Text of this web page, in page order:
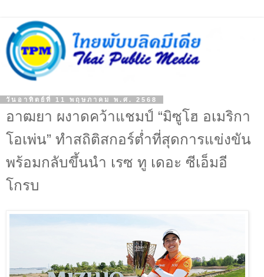
วันอาทิตย์ที่ 11 พฤษภาคม พ.ศ. 2568
อาฒยา ผงาดคว้าแชมป์ “มิซูโฮ อเมริกา
โอเพ่น” ทำสถิติสกอร์ต่ำที่สุดการแข่งขัน
พร้อมกลับขึ้นนำ เรซ ทู เดอะ ซีเอ็มอี
โกรบ